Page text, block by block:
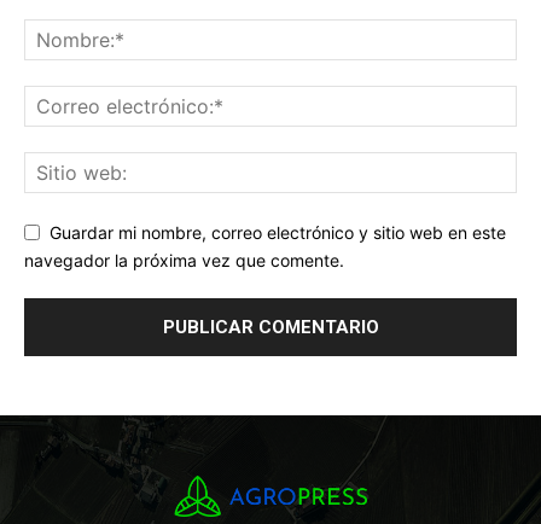
Guardar mi nombre, correo electrónico y sitio web en este
navegador la próxima vez que comente.